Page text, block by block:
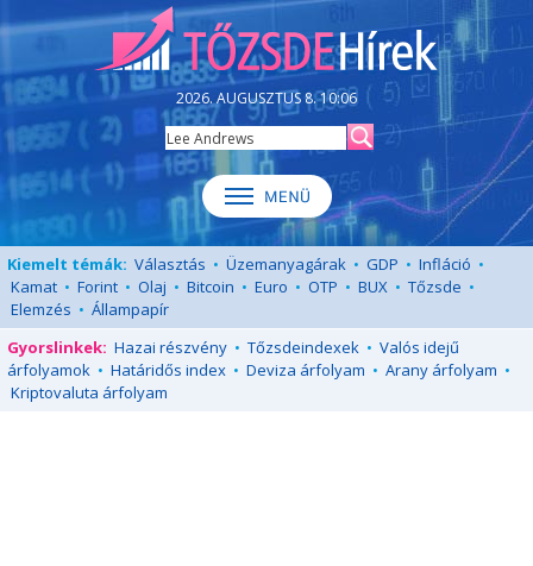
2026. AUGUSZTUS 8. 10:06
Kiemelt témák: Választás • Üzemanyagárak • GDP • Infláció •
Kamat • Forint • Olaj • Bitcoin • Euro • OTP • BUX • Tőzsde •
Elemzés • Állampapír
Gyorslinkek: Hazai részvény • Tőzsdeindexek • Valós idejű
árfolyamok • Határidős index • Deviza árfolyam • Arany árfolyam •
Kriptovaluta árfolyam